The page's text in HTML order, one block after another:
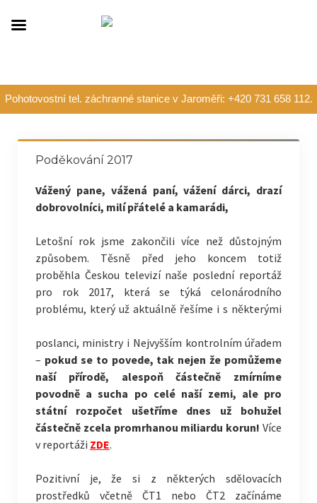
Pohotovostní tel. záchranné stanice v Jaroměři: +420 731 658 112.
Poděkování 2017
Vážený pane, vážená paní, vážení dárci, drazí
dobrovolníci, milí přátelé a kamarádi,
Letošní rok jsme zakončili více než důstojným
způsobem. Těsně před jeho koncem totiž
proběhla Českou televizí naše poslední reportáž
pro rok 2017, která se týká celonárodního
problému, který už aktuálně řešíme i s některými
poslanci, ministry i Nejvyšším kontrolním úřadem
– pokud se to povede, tak nejen že pomůžeme
naší přírodě, alespoň částečně zmírníme
povodně a sucha po celé naší zemi, ale pro
státní rozpočet ušetříme dnes už bohužel
částečně zcela promrhanou miliardu korun! Více
v reportáži ZDE.
Pozitivní je, že si z některých sdělovacích
prostředků včetně ČT1 nebo ČT2 začínáme